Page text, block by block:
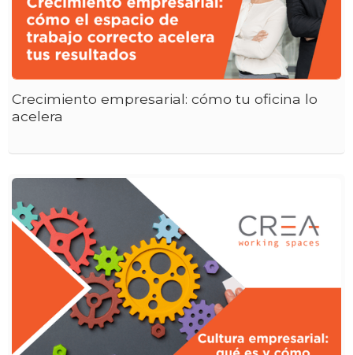
Crecimiento empresarial: cómo tu oficina lo
acelera